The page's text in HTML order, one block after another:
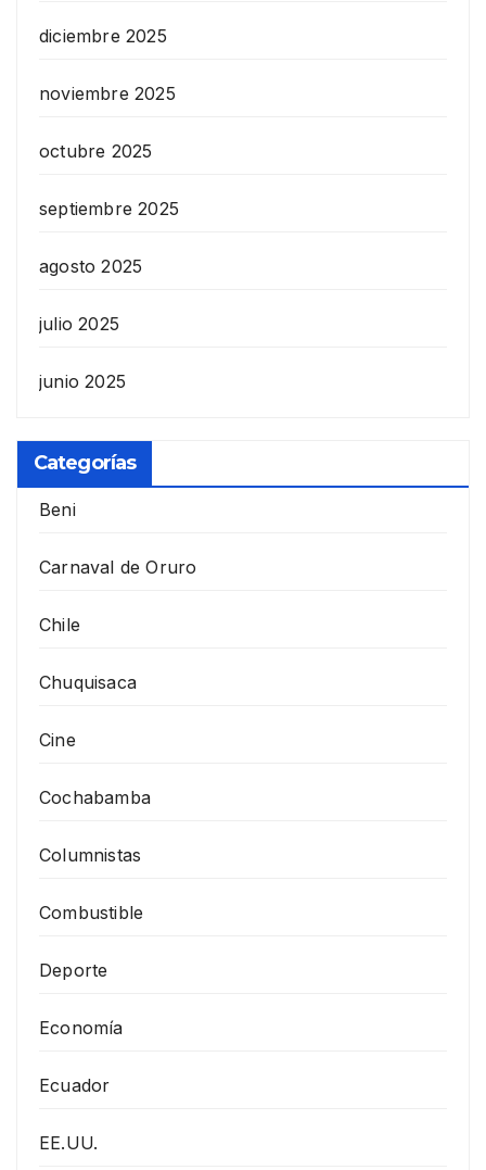
diciembre 2025
noviembre 2025
octubre 2025
septiembre 2025
agosto 2025
julio 2025
junio 2025
Categorías
Beni
Carnaval de Oruro
Chile
Chuquisaca
Cine
Cochabamba
Columnistas
Combustible
Deporte
Economía
Ecuador
EE.UU.